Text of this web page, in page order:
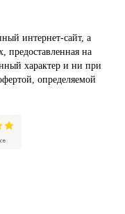
интернет-сайт, а
предоставленная на
характер и ни при
определяемой